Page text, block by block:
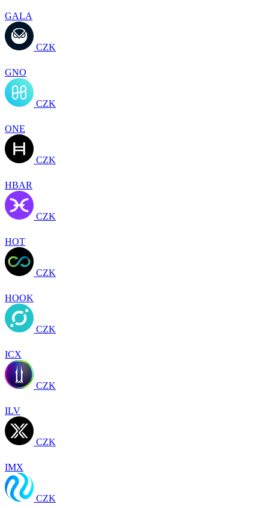
GALA
CZK
GNO
CZK
ONE
CZK
HBAR
CZK
HOT
CZK
HOOK
CZK
ICX
CZK
ILV
CZK
IMX
CZK